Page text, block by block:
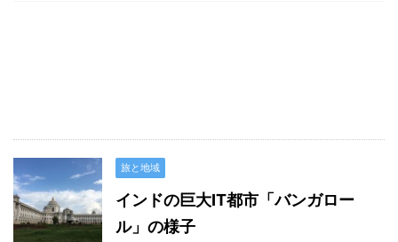
旅と地域
インドの巨大IT都市「バンガロー
ル」の様子